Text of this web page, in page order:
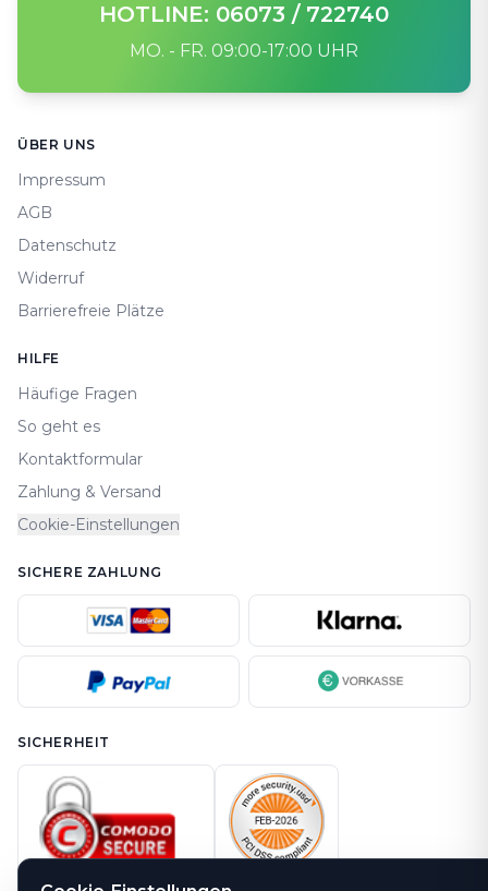
HOTLINE: 06073 / 722740
MO. - FR. 09:00-17:00 UHR
ÜBER UNS
Impressum
AGB
Datenschutz
Widerruf
Barrierefreie Plätze
HILFE
Häufige Fragen
So geht es
Kontaktformular
Zahlung & Versand
Cookie-Einstellungen
SICHERE ZAHLUNG
SICHERHEIT